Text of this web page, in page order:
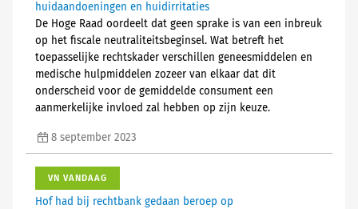
huidaandoeningen en huidirritaties
De Hoge Raad oordeelt dat geen sprake is van een inbreuk
op het fiscale neutraliteitsbeginsel. Wat betreft het
toepasselijke rechtskader verschillen geneesmiddelen en
medische hulpmiddelen zozeer van elkaar dat dit
onderscheid voor de gemiddelde consument een
aanmerkelijke invloed zal hebben op zijn keuze.
8 september 2023
VN VANDAAG
Hof had bij rechtbank gedaan beroep op